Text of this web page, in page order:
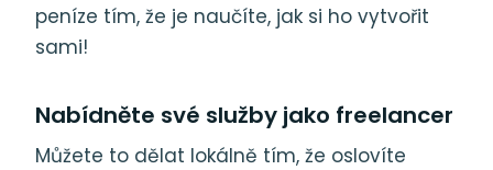
peníze tím, že je naučíte, jak si ho vytvořit
sami!
Nabídněte své služby jako freelancer
Můžete to dělat lokálně tím, že oslovíte